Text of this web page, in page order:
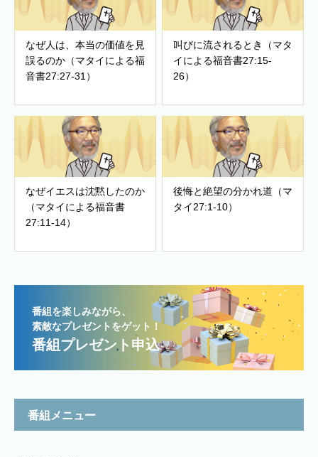
なぜ人は、本当の価値を見
誤るのか（マタイによる福
音書27:27-31）
叫びに流されるとき（マタ
イによる福音書27:15-
26）
なぜイエスは沈黙したのか
（マタイによる福音書
27:11-14）
後悔と絶望の分かれ道（マ
タイ27:1-10）
番組を楽しみながら、
素敵なプレゼントをゲット！
番組プレゼント申込
番組メニュー